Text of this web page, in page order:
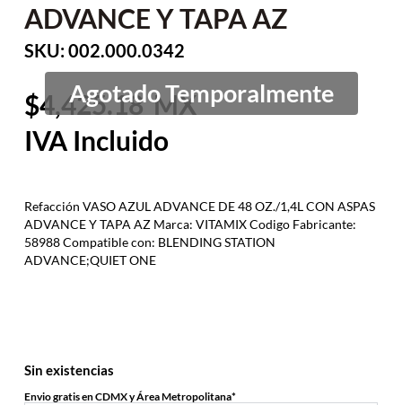
ADVANCE Y TAPA AZ
SKU: 002.000.0342
4,425.18
Refacción VASO AZUL ADVANCE DE 48 OZ./1,4L CON ASPAS
ADVANCE Y TAPA AZ Marca: VITAMIX Codigo Fabricante:
58988 Compatible con: BLENDING STATION
ADVANCE;QUIET ONE
Sin existencias
Envio gratis en CDMX y Área Metropolitana*